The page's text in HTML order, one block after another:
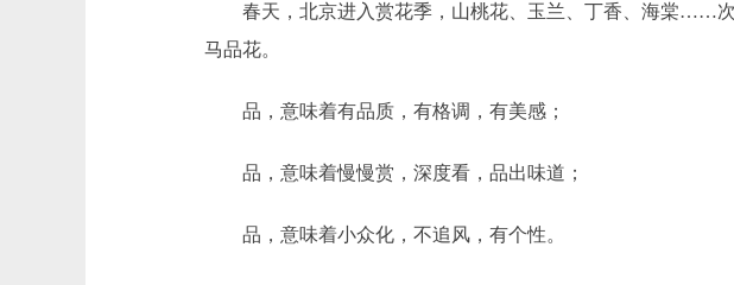
春天，北京进入赏花季，山桃花、玉兰、丁香、海棠……次
马品花。
品，意味着有品质，有格调，有美感；
品，意味着慢慢赏，深度看，品出味道；
品，意味着小众化，不追风，有个性。